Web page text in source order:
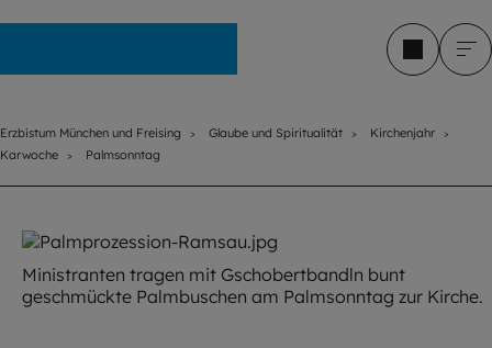
Erzbistum München und Freising Glaube und Spiritualität
Kirchenjahr
Karwoche
Palmsonntag
Ministranten tragen mit Gschobertbandln bunt
geschmückte Palmbuschen am Palmsonntag zur Kirche.